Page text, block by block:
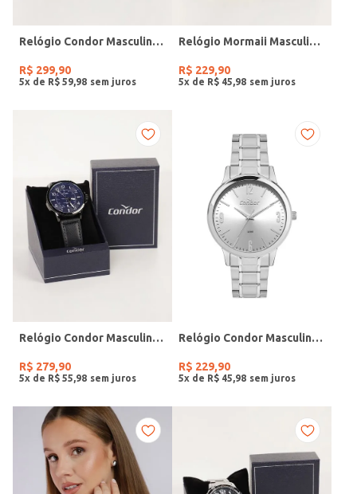
Relógio Condor Masculino PRETO
R$ 299,90
5x de R$ 59 98
Relógio Mormaii Masculino PRETO
R$ 229,90
5x de R$ 45 98
Relógio Condor Masculino PRETO
R$ 279,90
5x de R$ 55 98
Relógio Condor Masculino PRATA
R$ 229,90
5x de R$ 45 98